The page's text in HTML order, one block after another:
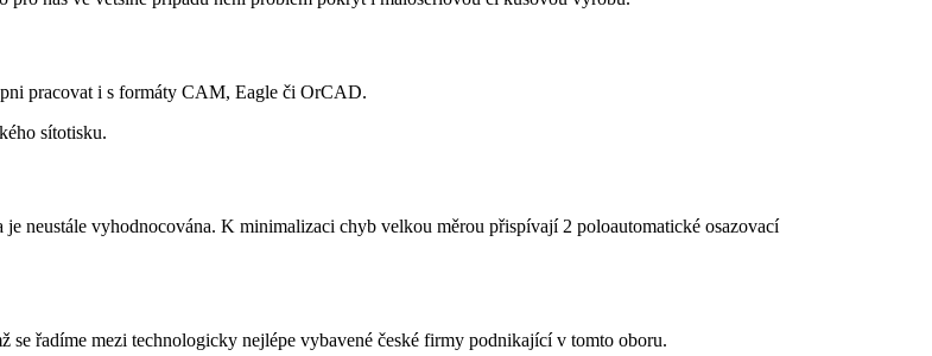
pracovat i s formáty CAM, Eagle či OrCAD.
sítotisku.
neustále vyhodnocována. K minimalizaci chyb velkou měrou přispívají 2 poloautomatické osazovací
řadíme mezi technologicky nejlépe vybavené české firmy podnikající v tomto oboru.